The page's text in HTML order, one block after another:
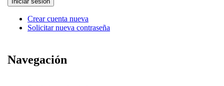
Crear cuenta nueva
Solicitar nueva contraseña
Navegación